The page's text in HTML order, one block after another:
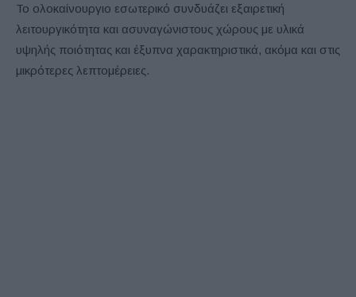
Το ολοκαίνουργιο εσωτερικό συνδυάζει εξαιρετική
λειτουργικότητα και ασυναγώνιστους χώρους με υλικά
υψηλής ποιότητας και έξυπνα χαρακτηριστικά, ακόμα και στις
μικρότερες λεπτομέρειες.